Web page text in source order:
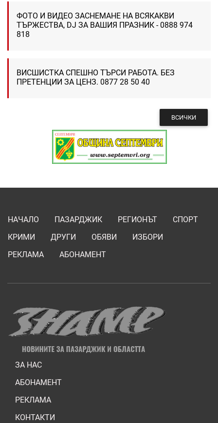
ФОТО И ВИДЕО ЗАСНЕМАНЕ НА ВСЯКАКВИ
ТЪРЖЕСТВА, DJ ЗА ВАШИЯ ПРАЗНИК - 0888 974
818
ВИСШИСТКА СПЕШНО ТЪРСИ РАБОТА. БЕЗ
ПРЕТЕНЦИИ ЗА ЦЕНЗ. 0877 28 50 40
ВСИЧКИ
НАЧАЛО ПАЗАРДЖИК РЕГИОНЪТ
СПОРТ
КРИМИ
ДРУГИ ОБЯВИ
ИЗБОРИ
РЕКЛАМА
АБОНАМЕНТ
ЗА НАС
АБОНАМЕНТ
РЕКЛАМА
КОНТАКТИ